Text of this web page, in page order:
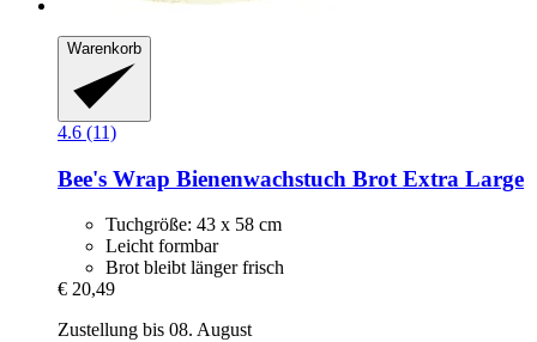
Warenkorb
4.6 (11)
Bee's Wrap Bienenwachstuch Brot Extra Large
Tuchgröße: 43 x 58 cm
Leicht formbar
Brot bleibt länger frisch
€ 20,49
Zustellung bis 08. August